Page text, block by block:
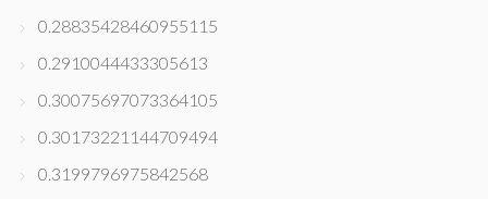
0.28835428460955115
0.2910044433305613
0.30075697073364105
0.30173221144709494
0.3199796975842568